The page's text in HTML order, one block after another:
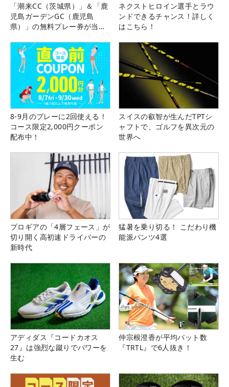
「潮来CC（茨城県）」＆「鹿
児島ガーデンGC（鹿児島
県）」の無料プレー券が当た
ネクストヒロイン選手とラウ
ンドできるチャンス！詳しく
はこちら！
8-9月のプレーに2回使える！
コース限定2,000円クーポン
配布中！
スイスの叡智が生んだTPTシ
ャフトで、ゴルフを異次元の
世界へ
プロギアの「4層フェース」が
切り開く高初速ドライバーの
新時代
猛暑を乗り切る！ こだわり機
能派パンツ4選
アディダス『コードカオス
27』は強烈な蹴りでパワーを
生む
仲宗根澄香が平均パット数
『TRTL』で6人抜き！